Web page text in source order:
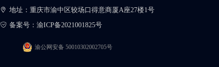
地址：重庆市渝中区较场口得意商厦A座27楼1号
备案号： 渝ICP备2021001825号
渝公网安备 50010302002705号